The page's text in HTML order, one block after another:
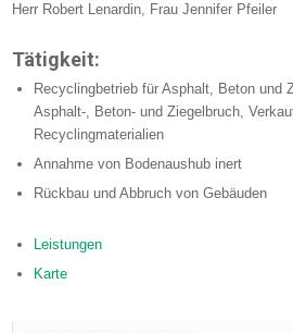
Herr Robert Lenardin, Frau Jennifer Pfeiler
Tätigkeit:
Recyclingbetrieb für Asphalt, Beton und
Asphalt-, Beton- und Ziegelbruch,
Recyclingmaterialien
Annahme von Bodenaushub inert
Rückbau und Abbruch von Gebäuden
Leistungen
Karte